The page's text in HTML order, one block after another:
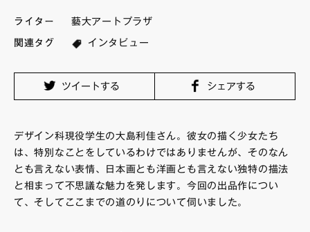
ライター 藝大アートプラザ
関連タグ インタビュー
ツイートする シェアする
デザイン科現役学生の大島利佳さん。彼女の描く少女たち
は、特別なことをしているわけではありませんが、そのなん
とも言えない表情、日本画とも洋画とも言えない独特の描法
と相まって不思議な魅力を発します。今回の出品作につい
て、そしてここまでの道のりについて伺いました。